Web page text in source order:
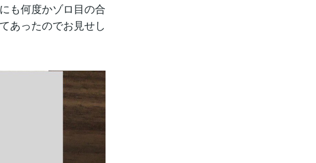
も何度かゾロ目の合
あったのでお見せし